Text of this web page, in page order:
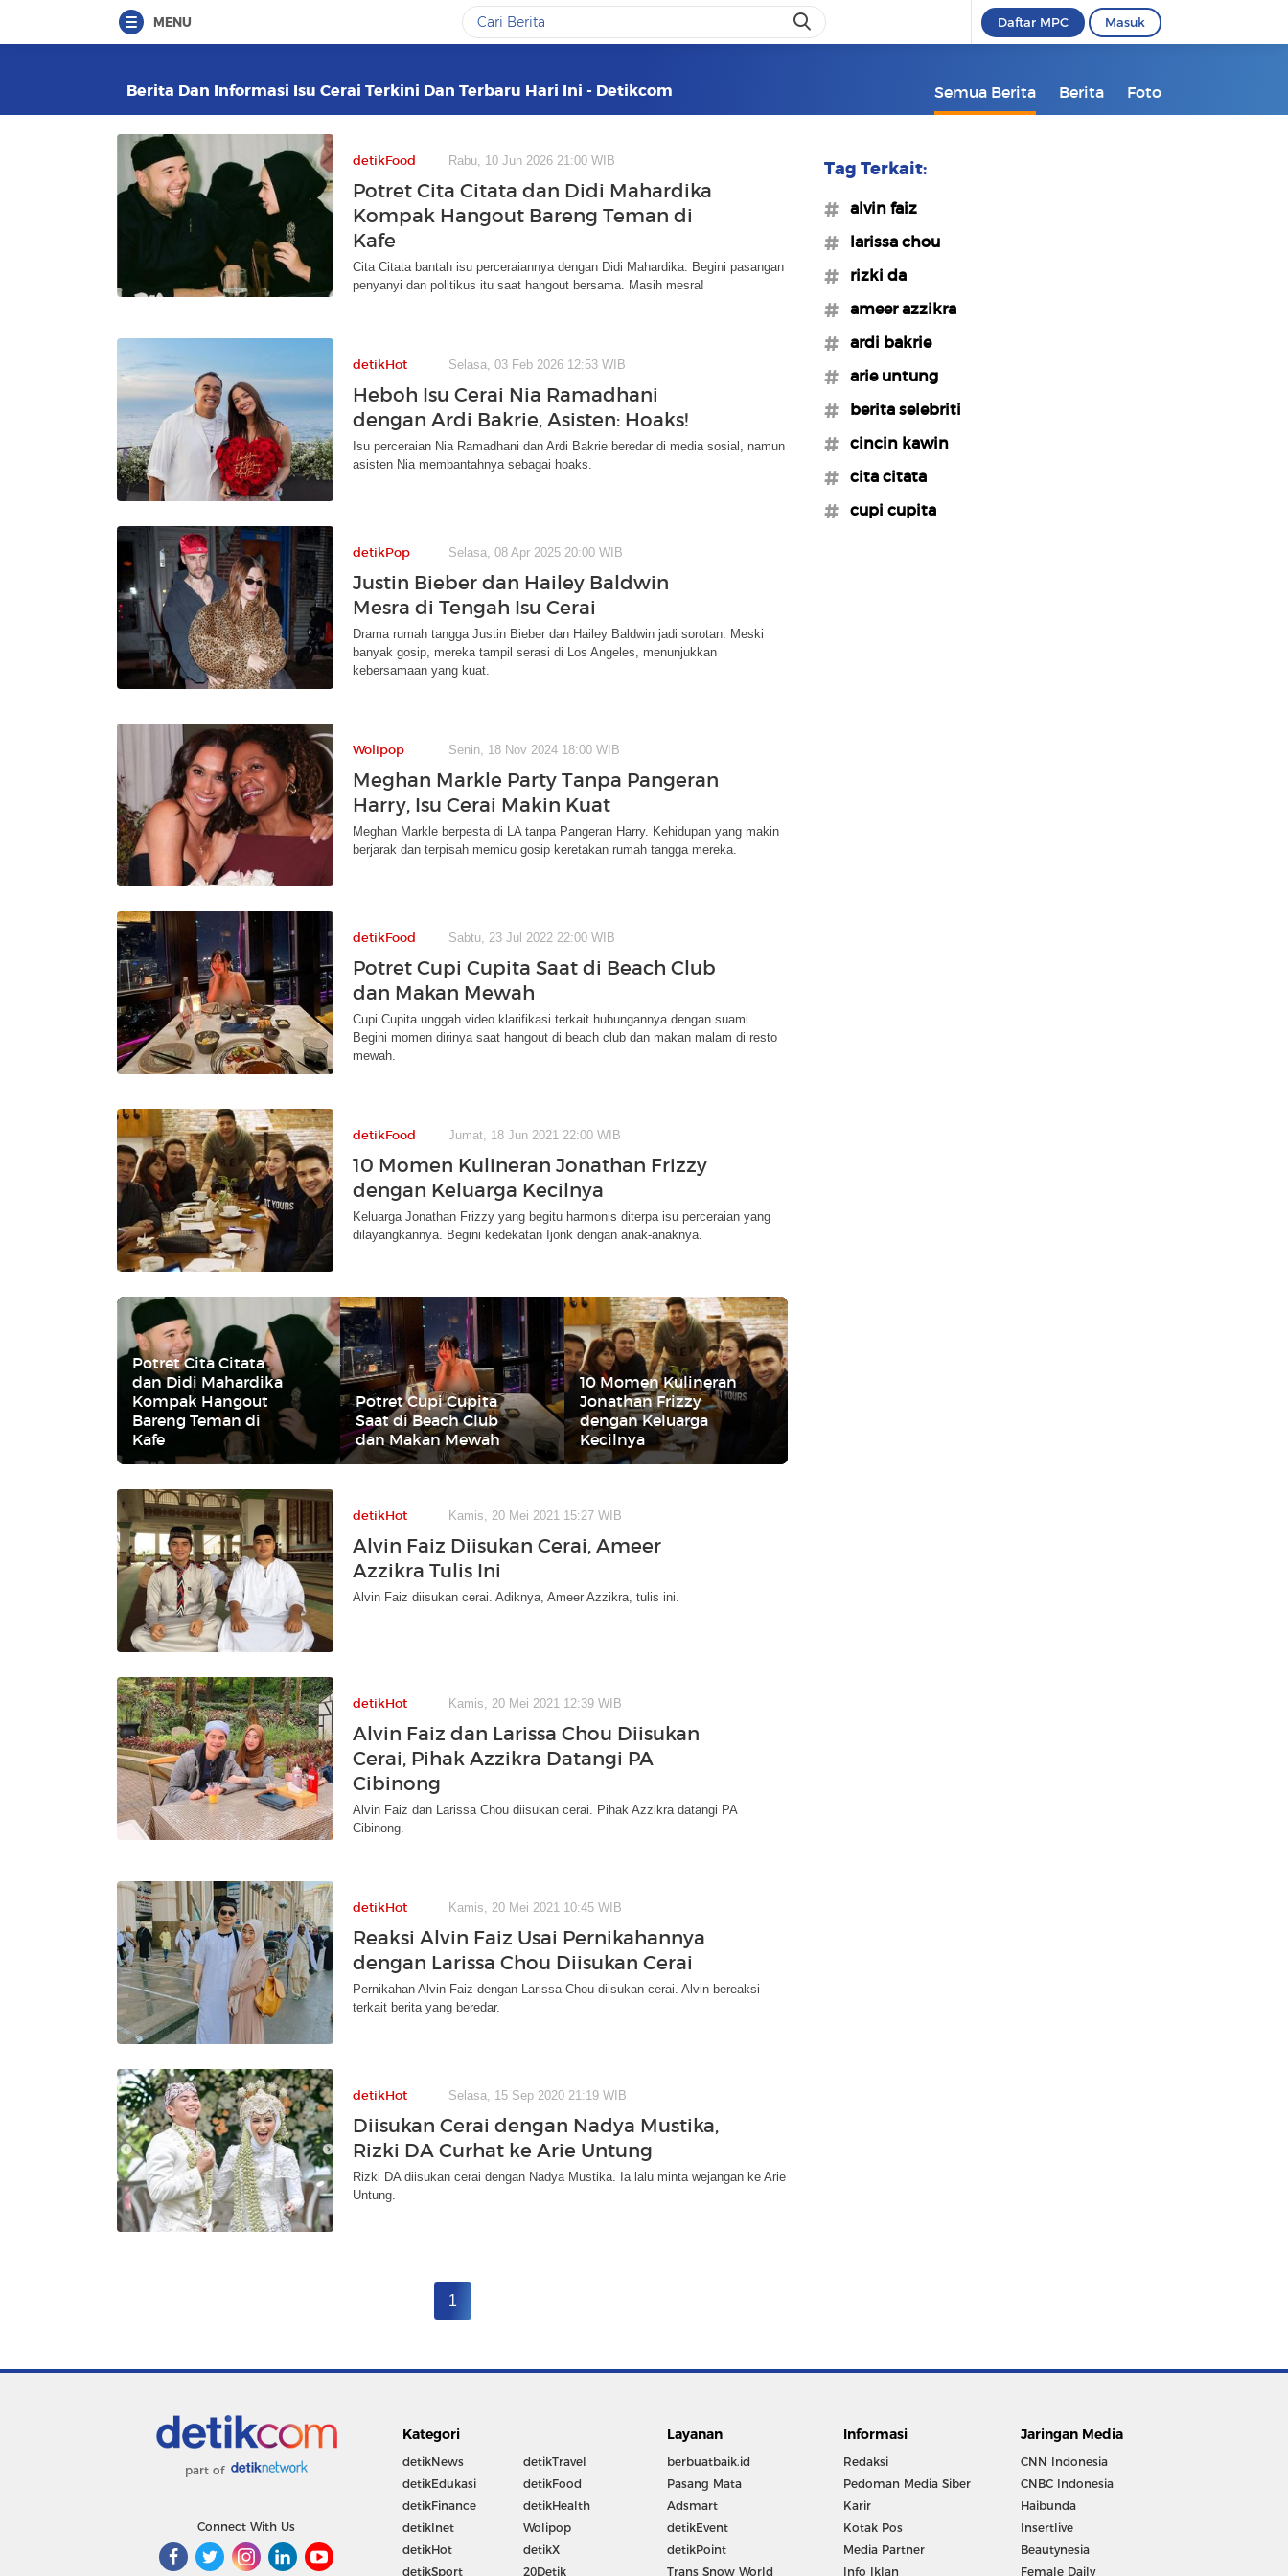
MENU Daftar MPC Masuk
Berita Dan Informasi Isu Cerai Terkini Dan Terbaru Hari Ini - Detikcom Semua Berita Berita Foto
detikFood Rabu, 10 Jun 2026 21:00 WIB
Potret Cita Citata dan Didi Mahardika
Kompak Hangout Bareng Teman di
Kafe
Cita Citata bantah isu perceraiannya dengan Didi Mahardika. Begini pasangan
penyanyi dan politikus itu saat hangout bersama. Masih mesra!
detikHot Selasa, 03 Feb 2026 12:53 WIB
Heboh Isu Cerai Nia Ramadhani
dengan Ardi Bakrie, Asisten: Hoaks!
Isu perceraian Nia Ramadhani dan Ardi Bakrie beredar di media sosial, namun
asisten Nia membantahnya sebagai hoaks.
detikPop Selasa, 08 Apr 2025 20:00 WIB
Justin Bieber dan Hailey Baldwin
Mesra di Tengah Isu Cerai
Drama rumah tangga Justin Bieber dan Hailey Baldwin jadi sorotan. Meski
banyak gosip, mereka tampil serasi di Los Angeles, menunjukkan
kebersamaan yang kuat.
Wolipop Senin, 18 Nov 2024 18:00 WIB
Meghan Markle Party Tanpa Pangeran
Harry, Isu Cerai Makin Kuat
Meghan Markle berpesta di LA tanpa Pangeran Harry. Kehidupan yang makin
berjarak dan terpisah memicu gosip keretakan rumah tangga mereka.
detikFood Sabtu, 23 Jul 2022 22:00 WIB
Potret Cupi Cupita Saat di Beach Club
dan Makan Mewah
Cupi Cupita unggah video klarifikasi terkait hubungannya dengan suami.
Begini momen dirinya saat hangout di beach club dan makan malam di resto
mewah.
detikFood Jumat, 18 Jun 2021 22:00 WIB
10 Momen Kulineran Jonathan Frizzy
dengan Keluarga Kecilnya
Keluarga Jonathan Frizzy yang begitu harmonis diterpa isu perceraian yang
dilayangkannya. Begini kedekatan Ijonk dengan anak-anaknya.
Potret Cita Citata
dan Didi Mahardika
Kompak Hangout
Bareng Teman di
Kafe
Potret Cupi Cupita
Saat di Beach Club
dan Makan Mewah
10 Momen Kulineran
Jonathan Frizzy
dengan Keluarga
Kecilnya
detikHot Kamis, 20 Mei 2021 15:27 WIB
Alvin Faiz Diisukan Cerai, Ameer
Azzikra Tulis Ini
Alvin Faiz diisukan cerai. Adiknya, Ameer Azzikra, tulis ini.
detikHot Kamis, 20 Mei 2021 12:39 WIB
Alvin Faiz dan Larissa Chou Diisukan
Cerai, Pihak Azzikra Datangi PA
Cibinong
Alvin Faiz dan Larissa Chou diisukan cerai. Pihak Azzikra datangi PA
Cibinong.
detikHot Kamis, 20 Mei 2021 10:45 WIB
Reaksi Alvin Faiz Usai Pernikahannya
dengan Larissa Chou Diisukan Cerai
Pernikahan Alvin Faiz dengan Larissa Chou diisukan cerai. Alvin bereaksi
terkait berita yang beredar.
detikHot Selasa, 15 Sep 2020 21:19 WIB
Diisukan Cerai dengan Nadya Mustika,
Rizki DA Curhat ke Arie Untung
Rizki DA diisukan cerai dengan Nadya Mustika. Ia lalu minta wejangan ke Arie
Untung.
1
Tag Terkait:
#alvin faiz
#larissa chou
#rizki da
#ameer azzikra
#ardi bakrie
#arie untung
#berita selebriti
#cincin kawin
#cita citata
#cupi cupita
part of
Connect With Us
Kategori
detikNews
detikEdukasi
detikFinance
detikInet
detikHot
detikSport
detikTravel
detikFood
detikHealth
Wolipop
detikX
20Detik
Layanan
berbuatbaik.id
Pasang Mata
Adsmart
detikEvent
detikPoint
Trans Snow World
Informasi
Redaksi
Pedoman Media Siber
Karir
Kotak Pos
Media Partner
Info Iklan
Jaringan Media
CNN Indonesia
CNBC Indonesia
Haibunda
Insertlive
Beautynesia
Female Daily